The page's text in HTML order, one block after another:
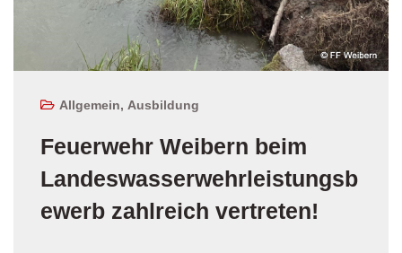
Allgemein, Ausbildung
Feuerwehr Weibern beim
Landeswasserwehrleistungsb
ewerb zahlreich vertreten!